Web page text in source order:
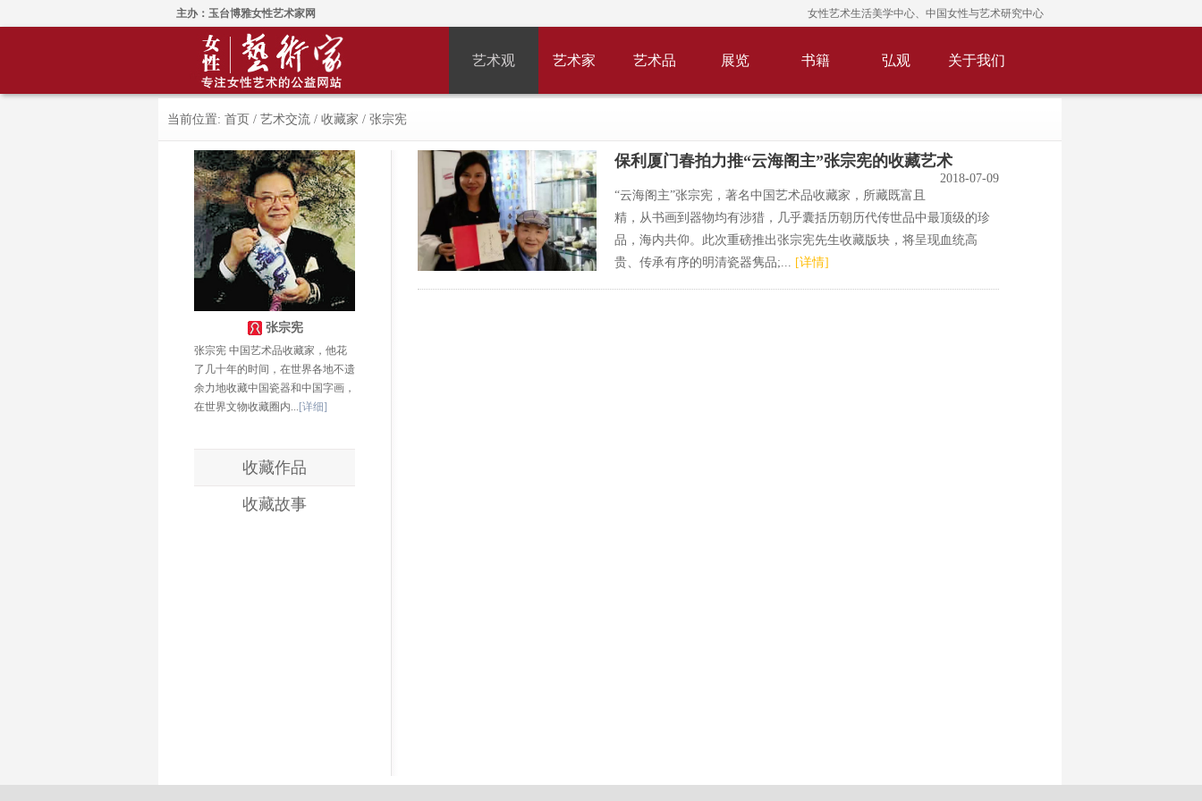
主办：玉台博雅女性艺术家网 女性艺术生活美学中心、中国女性与艺术研究中心
艺术观 艺术家 艺术品 展览 书籍 弘观 关于我们
当前位置: 首页 / 艺术交流 / 收藏家 / 张宗宪
张宗宪
张宗宪 中国艺术品收藏家，他花
了几十年的时间，在世界各地不遗
余力地收藏中国瓷器和中国字画，
在世界文物收藏圈内... [详细]
收藏作品
收藏故事
保利厦门春拍力推“云海阁主”张宗宪的收藏艺术
2018-07-09
“云海阁主”张宗宪，著名中国艺术品收藏家，所藏既富且
精，从书画到器物均有涉猎，几乎囊括历朝历代传世品中最顶级的珍
品，海内共仰。此次重磅推出张宗宪先生收藏版块，将呈现血统高
贵、传承有序的明清瓷器隽品;... [详情]